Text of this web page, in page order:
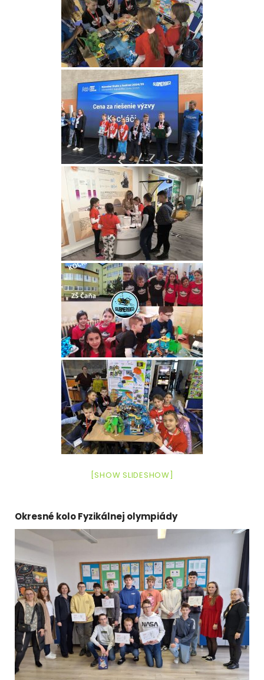
[SHOW SLIDESHOW]
Okresné kolo Fyzikálnej olympiády